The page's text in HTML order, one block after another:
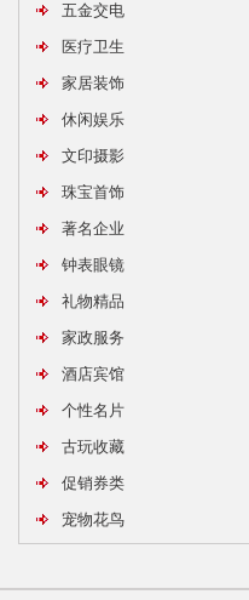
五金交电
医疗卫生
家居装饰
休闲娱乐
文印摄影
珠宝首饰
著名企业
钟表眼镜
礼物精品
家政服务
酒店宾馆
个性名片
古玩收藏
促销券类
宠物花鸟